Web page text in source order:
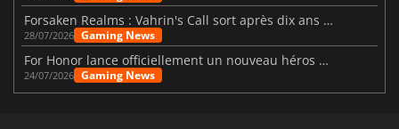
Forsaken Realms : Vahrin's Call sort après dix ans de développement
28/07/2026 Gaming News
For Honor lance officiellement un nouveau héros nommé Arakure
24/07/2026 Gaming News